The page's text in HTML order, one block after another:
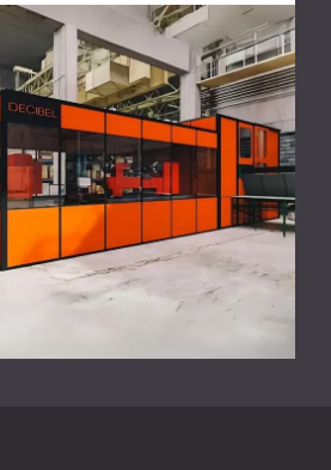
DECIBEL EP для
привело к заметному
среду для
отвечал требованиям
для будущих
DECIBEL решение
на своем заводе.